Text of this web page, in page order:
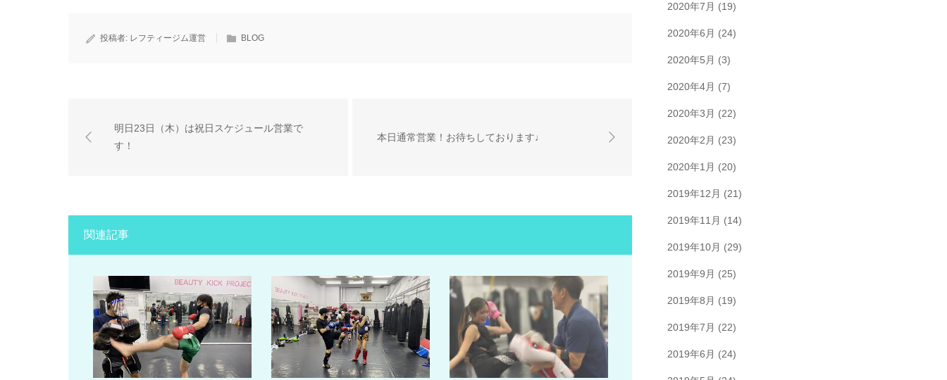
投稿者: レフティージム運営 BLOG
明日23日（木）は祝日スケジュール営業で
す！
本日通常営業！お待ちしております♩
関連記事
2020年7月 (19)
2020年6月 (24)
2020年5月 (3)
2020年4月 (7)
2020年3月 (22)
2020年2月 (23)
2020年1月 (20)
2019年12月 (21)
2019年11月 (14)
2019年10月 (29)
2019年9月 (25)
2019年8月 (19)
2019年7月 (22)
2019年6月 (24)